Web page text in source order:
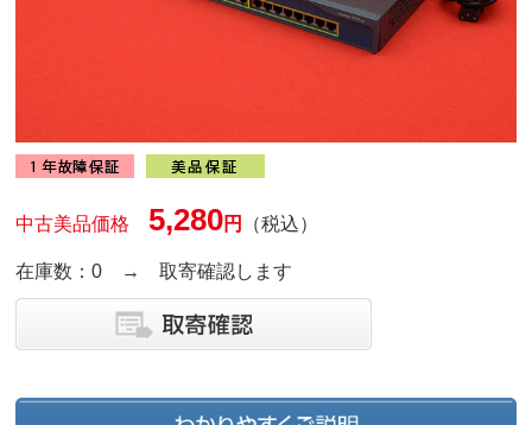
中古美品価格 5,280円 （税込）
在庫数：0 → 取寄確認します